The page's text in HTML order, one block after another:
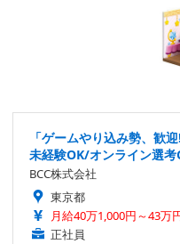
「ゲームやり込み勢、歓
未経験OK/オンライン選
BCC株式会社
東京都
月給40万1,000円～43万
正社員